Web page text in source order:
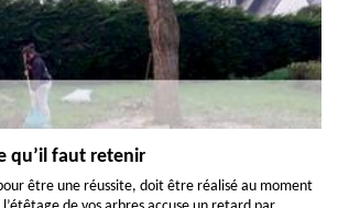
qu’il faut retenir
être une réussite, doit être réalisé au moment